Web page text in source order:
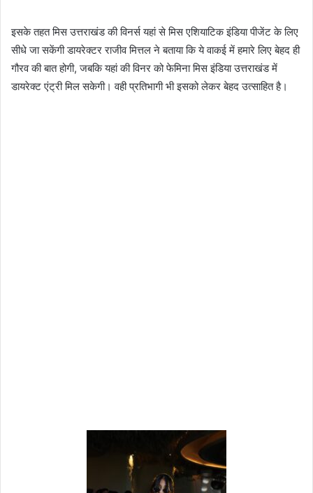
इसके तहत मिस उत्तराखंड की विनर्स यहां से मिस एशियाटिक इंडिया पीजेंट के लिए
सीधे जा सकेंगी डायरेक्टर राजीव मित्तल ने बताया कि ये वाकई में हमारे लिए बेहद ही
गौरव की बात होगी, जबकि यहां की विनर को फेमिना मिस इंडिया उत्तराखंड में
डायरेक्ट एंट्री मिल सकेगी। वही प्रतिभागी भी इसको लेकर बेहद उत्साहित है।